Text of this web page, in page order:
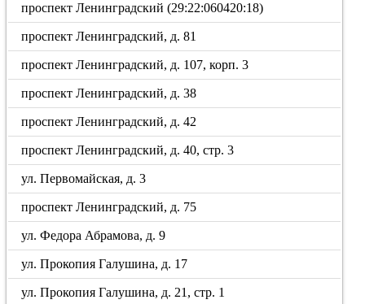
проспект Ленинградский (29:22:060420:18)
проспект Ленинградский, д. 81
проспект Ленинградский, д. 107, корп. 3
проспект Ленинградский, д. 38
проспект Ленинградский, д. 42
проспект Ленинградский, д. 40, стр. 3
ул. Первомайская, д. 3
проспект Ленинградский, д. 75
ул. Федора Абрамова, д. 9
ул. Прокопия Галушина, д. 17
ул. Прокопия Галушина, д. 21, стр. 1